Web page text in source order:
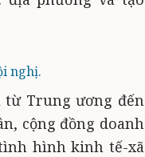
nghị.
từ Trung ương đến
cộng đồng doanh
hình kinh tế-xã